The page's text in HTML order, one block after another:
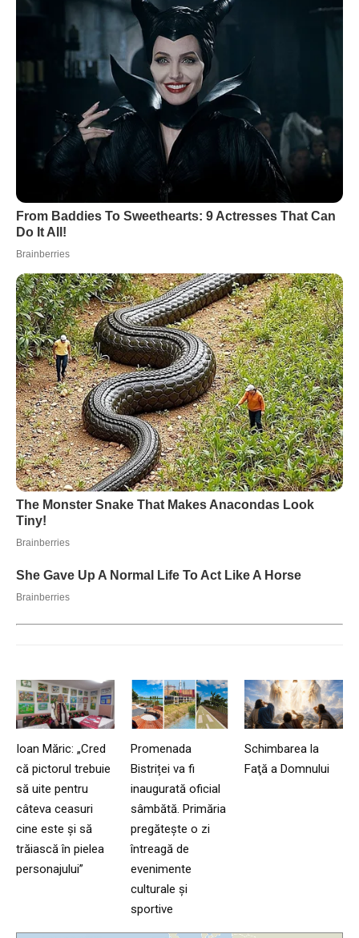
Ioan Măric: „Cred
că pictorul trebuie
să uite pentru
câteva ceasuri
cine este și să
trăiască în pielea
personajului”
Promenada
Bistriței va fi
inaugurată oficial
sâmbătă. Primăria
pregătește o zi
întreagă de
evenimente
culturale și
sportive
Schimbarea la
Faţă a Domnului